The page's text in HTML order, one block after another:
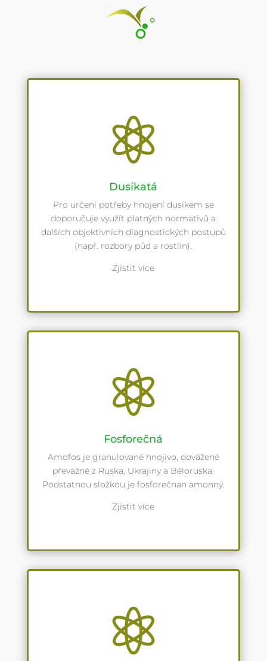

Dusíkatá
Pro určení potřeby hnojení dusíkem se
doporučuje využít platných normativů a
dalších objektivních diagnostických postupů
(např. rozbory půd a rostlin).
Zjistit více

Fosforečná
Amofos je granulované hnojivo, dovážené
převážně z Ruska, Ukrajiny a Běloruska.
Podstatnou složkou je fosforečnan amonný.
Zjistit více
